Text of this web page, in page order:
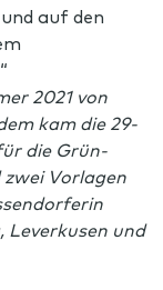
auf den
2021 von
kam die 29-
die Grün-
Vorlagen
und